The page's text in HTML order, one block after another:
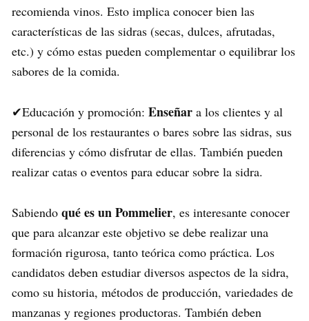
recomienda vinos. Esto implica conocer bien las
características de las sidras (secas, dulces, afrutadas,
etc.) y cómo estas pueden complementar o equilibrar los
sabores de la comida.
✔Educación y promoción: Enseñar a los clientes y al
personal de los restaurantes o bares sobre las sidras, sus
diferencias y cómo disfrutar de ellas. También pueden
realizar catas o eventos para educar sobre la sidra.
Sabiendo qué es un Pommelier, es interesante conocer
que para alcanzar este objetivo se debe realizar una
formación rigurosa, tanto teórica como práctica. Los
candidatos deben estudiar diversos aspectos de la sidra,
como su historia, métodos de producción, variedades de
manzanas y regiones productoras. También deben